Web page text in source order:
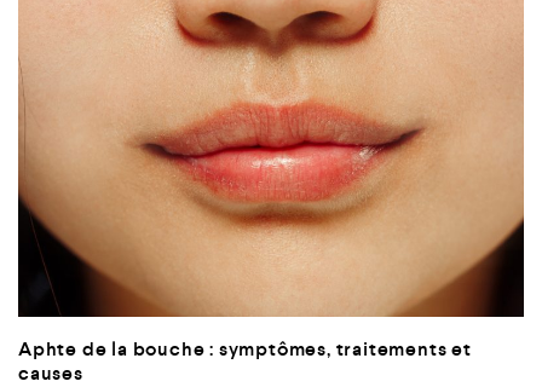
Aphte de la bouche : symptômes, traitements et
causes